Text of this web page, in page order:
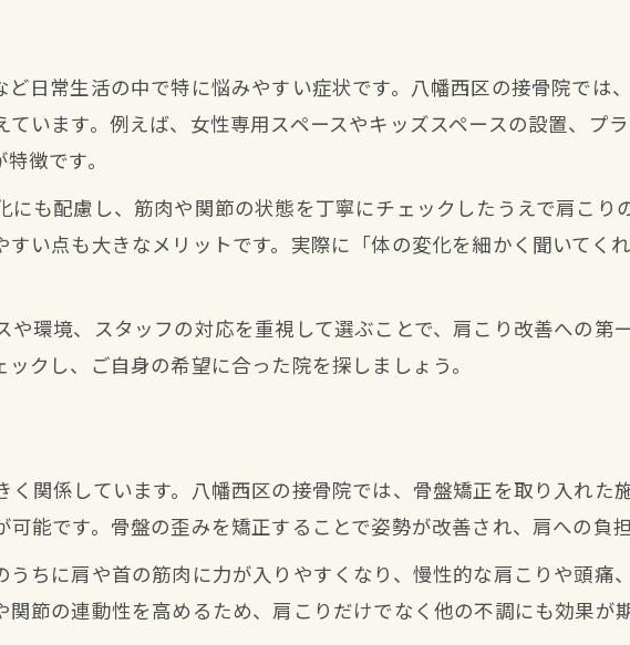
日常生活の中で特に悩みやすい症状です。八幡西区の接骨院では
います。例えば、女性専用スペースやキッズスペースの設置、プ
徴です。
も配慮し、筋肉や関節の状態を丁寧にチェックしたうえで肩こり
い点も大きなメリットです。実際に「体の変化を細かく聞いてく
環境、スタッフの対応を重視して選ぶことで、肩こり改善への第
クし、ご自身の希望に合った院を探しましょう。
関係しています。八幡西区の接骨院では、骨盤矯正を取り入れた
能です。骨盤の歪みを矯正することで姿勢が改善され、肩への負担
ちに肩や首の筋肉に力が入りやすくなり、慢性的な肩こりや頭痛
節の連動性を高めるため、肩こりだけでなく他の不調にも効果が期